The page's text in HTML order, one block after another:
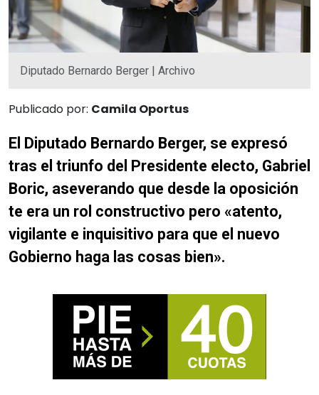
Diputado Bernardo Berger | Archivo
Publicado por: Camila Oportus
El Diputado Bernardo Berger, se expresó
tras el triunfo del Presidente electo, Gabriel
Boric, aseverando que desde la oposición
te era un rol constructivo pero «atento,
vigilante e inquisitivo para que el nuevo
Gobierno haga las cosas bien».